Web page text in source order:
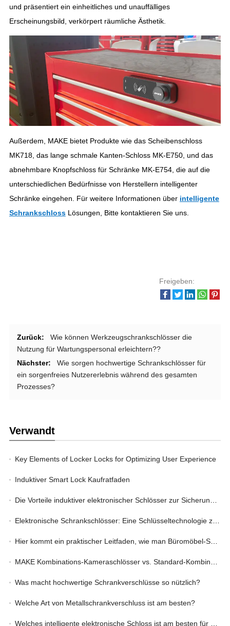
und präsentiert ein einheitliches und unauffälliges
Erscheinungsbild, verkörpert räumliche Ästhetik.
Außerdem, MAKE bietet Produkte wie das Scheibenschloss
MK718, das lange schmale Kanten-Schloss MK-E750, und das
abnehmbare Knopfschloss für Schränke MK-E754, die auf die
unterschiedlichen Bedürfnisse von Herstellern intelligenter
Schränke eingehen. Für weitere Informationen über intelligente
SchrankschlossLösungen, Bitte kontaktieren Sie uns.
Freigeben:
Zurück:
Wie können Werkzeugschrankschlösser die
Nutzung für Wartungspersonal erleichtern??
Nächster:
Wie sorgen hochwertige Schrankschlösser für
ein sorgenfreies Nutzererlebnis während des gesamten
Prozesses?
Verwandt
Key Elements of Locker Locks for Optimizing User Experience
Induktiver Smart Lock Kaufratfaden
Die Vorteile induktiver elektronischer Schlösser zur Sicherung von Aufbewahrungsfächern
Elektronische Schrankschlösser: Eine Schlüsseltechnologie zur Steigerung der Effizienz des Unternehmensmanagements
Hier kommt ein praktischer Leitfaden, wie man Büromöbel-Schlösser auswählt
MAKE Kombinations-Kameraschlösser vs. Standard-Kombinations-Kameraschlösser: Wo liegt der Vorteil?
Was macht hochwertige Schrankverschlüsse so nützlich?
Welche Art von Metallschrankverschluss ist am besten?
Welches intelligente elektronische Schloss ist am besten für Werkzeugschränke geeignet?